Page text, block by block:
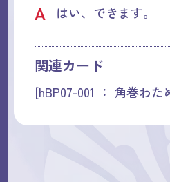
A はい、できます。
関連カード
[hBP07-001 ： 角巻わ